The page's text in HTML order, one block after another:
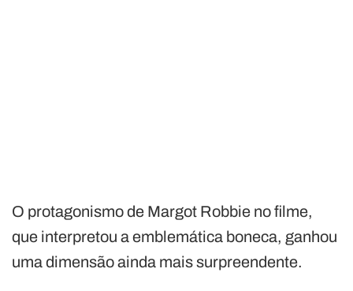
O protagonismo de Margot Robbie no filme,
que interpretou a emblemática boneca, ganhou
uma dimensão ainda mais surpreendente.